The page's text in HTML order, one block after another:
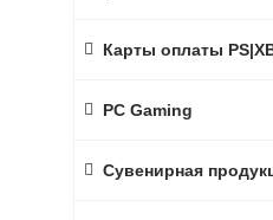
Карты оплаты
PC Gaming
Сувенирная